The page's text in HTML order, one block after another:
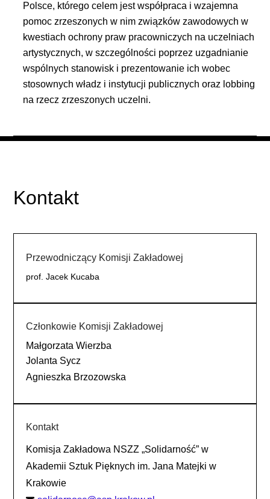
Polsce, którego celem jest współpraca i wzajemna
pomoc zrzeszonych w nim związków zawodowych w
kwestiach ochrony praw pracowniczych na uczelniach
artystycznych, w szczególności poprzez uzgadnianie
wspólnych stanowisk i prezentowanie ich wobec
stosownych władz i instytucji publicznych oraz lobbing
na rzecz zrzeszonych uczelni.
Kontakt
Przewodniczący Komisji Zakładowej
prof. Jacek Kucaba
Członkowie Komisji Zakładowej
Małgorzata Wierzba
Jolanta Sycz
Agnieszka Brzozowska
Kontakt
Komisja Zakładowa NSZZ „Solidarność” w
Akademii Sztuk Pięknych im. Jana Matejki w
Krakowie